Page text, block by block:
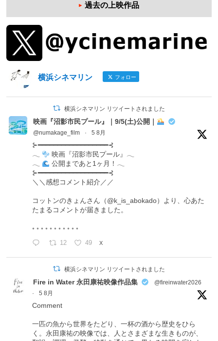
過去の上映作品
横浜シネマリン フォロー
横浜シネマリン リツイートされました
映画『沼影市民プール』｜9/5(土)公開｜
@numakage_film · 5 8月
⊱━━━━━━━━━━━━━━━━━━⊰
𓂃
映画『沼影市民プール』𓂃
𓂃
公開まであと1ヶ月！𓂃
⊱━━━━━━━━━━━━━━━━━━⊰
＼＼感想コメント紹介／／
コットンのきょんさん（@k_is_abokado）より、心あた
たまるコメントが届きました。
◦ ◦ ◦ ◦ ◦ ◦ ◦ ◦ ◦ ◦ ◦
12 49 X
横浜シネマリン リツイートされました
Fire in Water 永田康祐映像作品集
@fireinwater2026
·
5 8月
Comment
一匹の魚から世界をたどり、一杯の酒から歴史をひら
く。永田康祐の映像では、人とさまざまな生きものが、